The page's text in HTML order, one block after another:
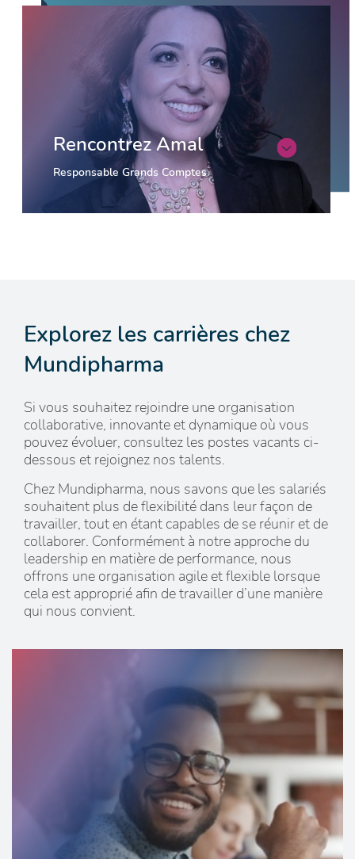
Rencontrez Amal
Responsable Grands Comptes
Explorez les carrières chez
Mundipharma
Si vous souhaitez rejoindre une organisation
collaborative, innovante et dynamique où vous
pouvez évoluer, consultez les postes vacants ci-
dessous et rejoignez nos talents.
Chez Mundipharma, nous savons que les salariés
souhaitent plus de flexibilité dans leur façon de
travailler, tout en étant capables de se réunir et de
collaborer. Conformément à notre approche du
leadership en matière de performance, nous
offrons une organisation agile et flexible lorsque
cela est approprié afin de travailler d’une manière
qui nous convient.